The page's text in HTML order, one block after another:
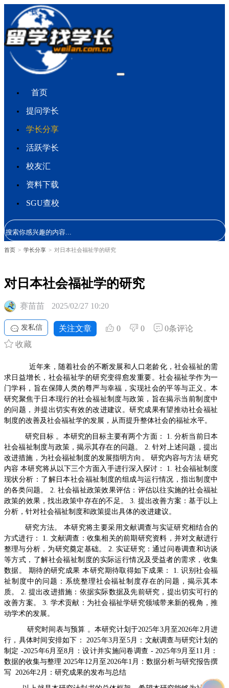
首页
提问学长
学长分享
活跃学长
校友汇
资料下载
SGU查校
首页 > 学长分享 > 对日本社会福祉学的研究
对日本社会福祉学的研究
赛苗苗 2025/02/27 10:20
发私信 关注文章 0 0
0条评论
收藏
近年来，随着社会的不断发展和人口老龄化，社会福祉的需
求日益增长，社会福祉学的研究变得愈发重要。社会福祉学作为一
门学科，旨在保障人类的尊严与幸福，实现社会的平等与正义。本
研究聚焦于日本现行的社会福祉制度与政策，旨在揭示当前制度中
的问题，并提出切实有效的改进建议。研究成果有望推动社会福祉
制度的改善及社会福祉学的发展，从而提升整体社会的福祉水平。
研究目标 。本研究的目标主要有两个方面： 1. 分析当前日本
社会福祉制度与政策，揭示其存在的问题。 2. 针对上述问题，提出
改进措施，为社会福祉制度的发展指明方向。 研究内容与方法 研究
内容 本研究将从以下三个方面入手进行深入探讨： 1. 社会福祉制度
现状分析：了解日本社会福祉制度的组成与运行情况，指出制度中
的各类问题。 2. 社会福祉政策效果评估：评估以往实施的社会福祉
政策的效果，找出政策中存在的不足。 3. 提出改善方案：基于以上
分析，针对社会福祉制度和政策提出具体的改进建议。
研究方法。 本研究将主要采用文献调查与实证研究相结合的
方式进行： 1. 文献调查：收集相关的前期研究资料，并对文献进行
整理与分析，为研究奠定基础。 2. 实证研究：通过问卷调查和访谈
等方式，了解社会福祉制度的实际运行情况及受益者的需求，收集
数据。 期待的研究成果 本研究期待取得如下成果： 1. 识别社会福
祉制度中的问题：系统整理社会福祉制度存在的问题，揭示其本
质。 2. 提出改进措施：依据实际数据及先前研究，提出切实可行的
改善方案。 3. 学术贡献：为社会福祉学研究领域带来新的视角，推
动学术的发展。
研究时间表与预算 。本研究计划于2025年3月至2026年2月进
行，具体时间安排如下： 2025年3月至5月：文献调查与研究计划的
制定 -2025年6月至8月：设计并实施问卷调查 - 2025年9月至11月：
数据的收集与整理 2025年12月至2026年1月：数据分析与研究报告撰
写 2026年2月：研究成果的发布与总结